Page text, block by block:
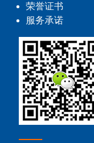
荣誉证书
服务承诺